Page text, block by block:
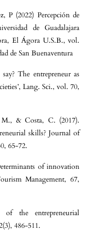
P (2022) Percepción de
de Guadalajara
El Ágora U.S.B., vol.
de San Buenaventura
The entrepreneur as
Lang. Sci., vol. 70,
& Costa, C. (2017).
skills? Journal of
65-72.
of innovation
Management, 67,
the entrepreneurial
486-511.